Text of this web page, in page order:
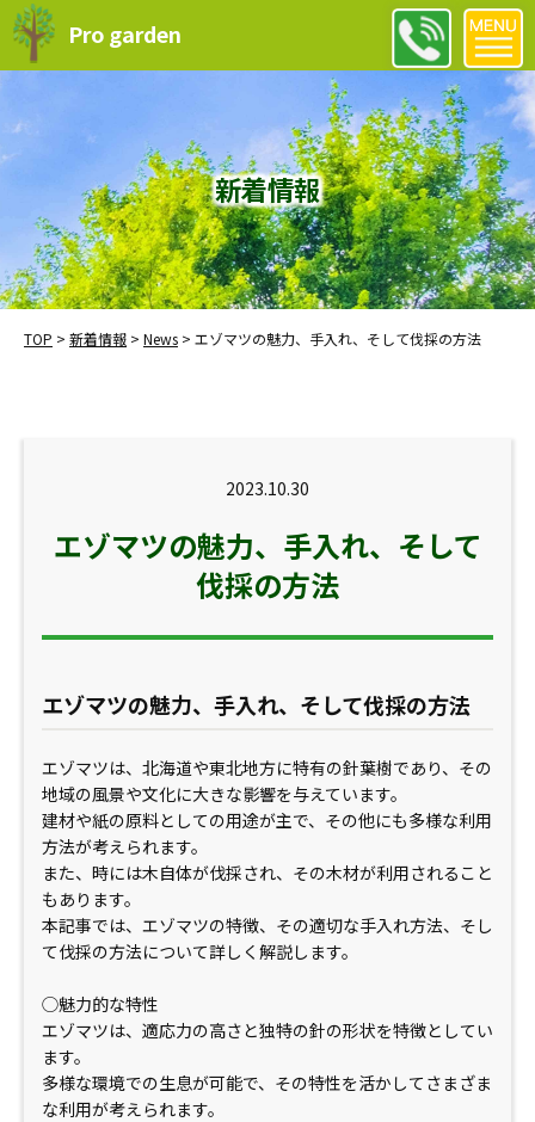
Pro garden
新着情報
TOP > 新着情報 > News > エゾマツの魅力、手入れ、そして伐採の方法
2023.10.30
エゾマツの魅力、手入れ、そして
伐採の方法
エゾマツの魅力、手入れ、そして伐採の方法
エゾマツは、北海道や東北地方に特有の針葉樹であり、その
地域の風景や文化に大きな影響を与えています。
建材や紙の原料としての用途が主で、その他にも多様な利用
方法が考えられます。
また、時には木自体が伐採され、その木材が利用されること
もあります。
本記事では、エゾマツの特徴、その適切な手入れ方法、そし
て伐採の方法について詳しく解説します。
◯魅力的な特性
エゾマツは、適応力の高さと独特の針の形状を特徴としてい
ます。
多様な環境での生息が可能で、その特性を活かしてさまざま
な利用が考えられます。